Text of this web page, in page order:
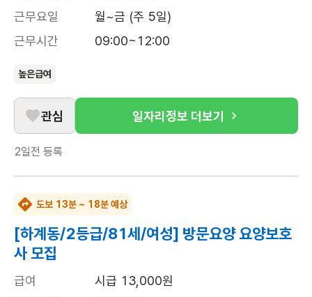
근무요일
월~금 (주 5일)
근무시간
09:00~12:00
높은급여
관심 일자리정보 더보기
2일전 등록
도보 13분 ~ 18분 예상
[하계동/2등급/81세/여성] 방문요양 요양보호
사 모집
급여
시급 13,000원